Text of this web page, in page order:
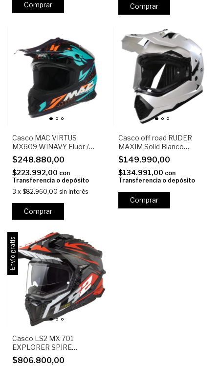
Comprar Comprar
Casco MAC VIRTUS
MX609 WINAVY Fluor /
Verde / Mate
$248.880,00
$223.992,00 con
Transferencia o depósito
3 x $82.960,00 sin interés
Comprar
Casco off road RUDER
MAXIM Solid Blanco
Perlado
$149.990,00
$134.991,00 con
Transferencia o depósito
Comprar
Envío gratis
Casco LS2 MX 701
EXPLORER SPIRE
Titanium Rojo Mate
$806.800,00